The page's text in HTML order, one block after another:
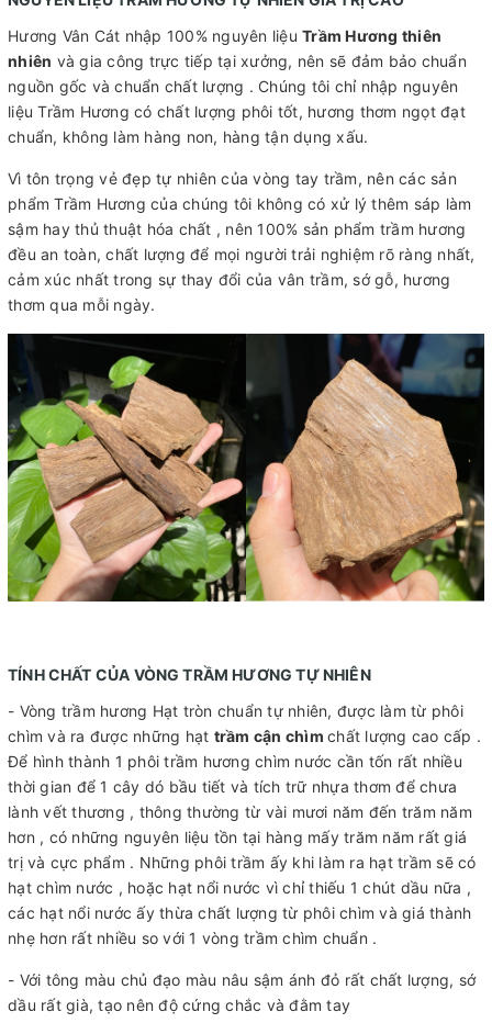
Hương Vân Cát nhập 100% nguyên liệu Trầm Hương thiên
nhiên và gia công trực tiếp tại xưởng, nên sẽ đảm bảo chuẩn
nguồn gốc và chuẩn chất lượng . Chúng tôi chỉ nhập nguyên
liệu Trầm Hương có chất lượng phôi tốt, hương thơm ngọt đạt
chuẩn, không làm hàng non, hàng tận dụng xấu.
Vì tôn trọng vẻ đẹp tự nhiên của vòng tay trầm, nên các sản
phẩm Trầm Hương của chúng tôi không có xử lý thêm sáp làm
sậm hay thủ thuật hóa chất , nên 100% sản phẩm trầm hương
đều an toàn, chất lượng để mọi người trải nghiệm rõ ràng nhất,
cảm xúc nhất trong sự thay đổi của vân trầm, sớ gỗ, hương
thơm qua mỗi ngày.
TÍNH CHẤT CỦA VÒNG TRẦM HƯƠNG TỰ NHIÊN
- Vòng trầm hương Hạt tròn chuẩn tự nhiên, được làm từ phôi
chìm và ra được những hạt trầm cận chìm chất lượng cao cấp .
Để hình thành 1 phôi trầm hương chìm nước cần tốn rất nhiều
thời gian để 1 cây dó bầu tiết và tích trữ nhựa thơm để chưa
lành vết thương , thông thường từ vài mươi năm đến trăm năm
hơn , có những nguyên liệu tồn tại hàng mấy trăm năm rất giá
trị và cực phẩm . Những phôi trầm ấy khi làm ra hạt trầm sẽ có
hạt chìm nước , hoặc hạt nổi nước vì chỉ thiếu 1 chút dầu nữa ,
các hạt nổi nước ấy thừa chất lượng từ phôi chìm và giá thành
nhẹ hơn rất nhiều so với 1 vòng trầm chìm chuẩn .
- Với tông màu chủ đạo màu nâu sậm ánh đỏ rất chất lượng, sớ
dầu rất già, tạo nên độ cứng chắc và đằm tay